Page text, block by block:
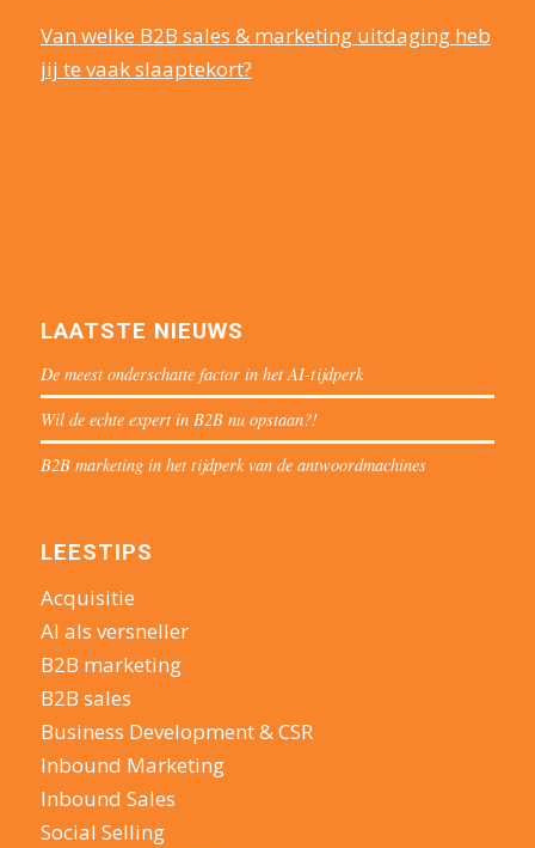
Van welke B2B sales & marketing uitdaging heb
jij te vaak slaaptekort?
LAATSTE NIEUWS
De meest onderschatte factor in het AI-tijdperk
Wil de echte expert in B2B nu opstaan?!
B2B marketing in het tijdperk van de antwoordmachines
LEESTIPS
Acquisitie
AI als versneller
B2B marketing
B2B sales
Business Development & CSR
Inbound Marketing
Inbound Sales
Social Selling